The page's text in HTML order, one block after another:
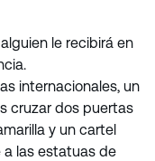
le recibirá en
internacionales, un
cruzar dos puertas
y un cartel
a las estatuas de